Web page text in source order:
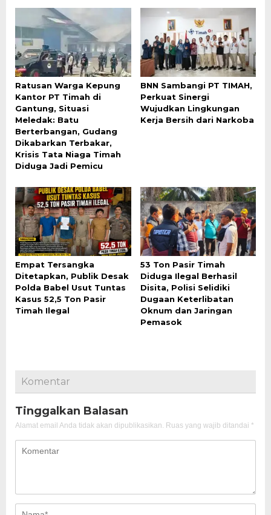
Ratusan Warga Kepung
Kantor PT Timah di
Gantung, Situasi
Meledak: Batu
Berterbangan, Gudang
Dikabarkan Terbakar,
Krisis Tata Niaga Timah
Diduga Jadi Pemicu
BNN Sambangi PT TIMAH,
Perkuat Sinergi
Wujudkan Lingkungan
Kerja Bersih dari Narkoba
Empat Tersangka
Ditetapkan, Publik Desak
Polda Babel Usut Tuntas
Kasus 52,5 Ton Pasir
Timah Ilegal
53 Ton Pasir Timah
Diduga Ilegal Berhasil
Disita, Polisi Selidiki
Dugaan Keterlibatan
Oknum dan Jaringan
Pemasok
Komentar
Tinggalkan Balasan
Alamat email Anda tidak akan dipublikasikan. Ruas yang wajib ditandai *